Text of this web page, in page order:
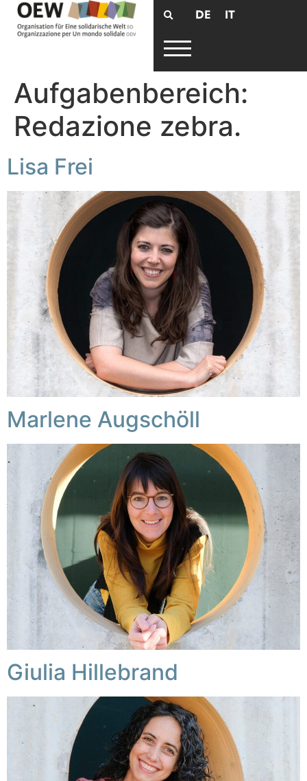
DE IT
Aufgabenbereich:
Redazione zebra.
Lisa Frei
Marlene Augschöll
Giulia Hillebrand